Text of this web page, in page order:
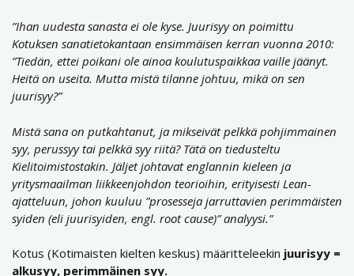
”Ihan uudesta sanasta ei ole kyse. Juurisyy on poimittu
Kotuksen sanatietokantaan ensimmäisen kerran vuonna 2010:
”Tiedän, ettei poikani ole ainoa koulutuspaikkaa vaille jäänyt.
Heitä on useita. Mutta mistä tilanne johtuu, mikä on sen
juurisyy?”
Mistä sana on putkahtanut, ja mikseivät pelkkä pohjimmainen
syy, perussyy tai pelkkä syy riitä? Tätä on tiedusteltu
Kielitoimistostakin. Jäljet johtavat englannin kieleen ja
yritysmaailman liikkeenjohdon teorioihin, erityisesti Lean-
ajatteluun, johon kuuluu ”prosesseja jarruttavien perimmäisten
syiden (eli juurisyiden, engl. root cause)” analyysi.”
Kotus (Kotimaisten kielten keskus) määritteleekin juurisyy =
alkusyy, perimmäinen syy.